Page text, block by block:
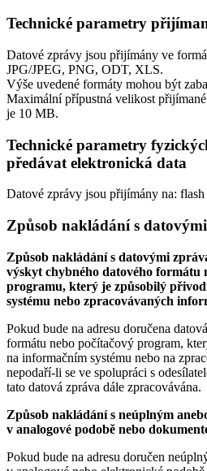
Technické parametry
Datové zprávy jsou přijímány ve
JPG/JPEG, PNG, ODT, XLS.
Výše uvedené formáty mohou být
Maximální přípustná velikost
je 10 MB.
Technické parametry
předávat elektronická data
Datové zprávy jsou přijímány na:
Způsob nakládání s
Způsob nakládání s datovými
výskyt chybného datového formátu
programu, který je způsobilý
systému nebo zpracovávaných
Pokud bude na adresu doručena
formátu nebo počítačový program,
na informačním systému nebo na
nepodaří-li se ve spolupráci s
tato datová zpráva dále zpracovávána.
Způsob nakládání s neúplným
v analogové podobě nebo
Pokud bude na adresu doručen